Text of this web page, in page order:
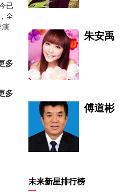
已
全
演
多
多
朱安禹
傅道彬
陈美琪
未来新星排行榜